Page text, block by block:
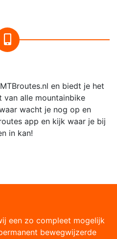
en biedt je het
van alle mountainbike
wacht je nog op en
app en kijk waar je bij
in kan!
een zo compleet mogelijk
bewegwijzerde